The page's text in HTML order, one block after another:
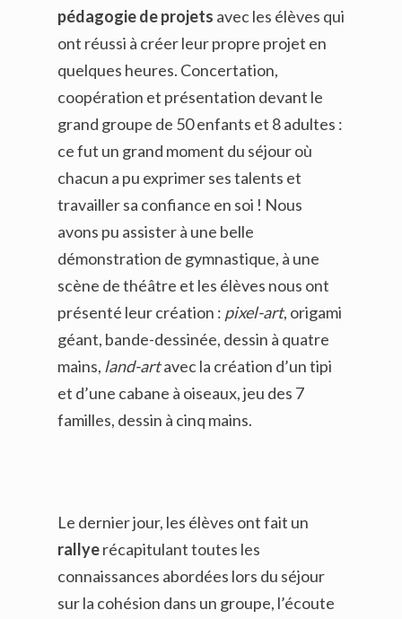
pédagogie de projets avec les élèves qui
ont réussi à créer leur propre projet en
quelques heures. Concertation,
coopération et présentation devant le
grand groupe de 50 enfants et 8 adultes :
ce fut un grand moment du séjour où
chacun a pu exprimer ses talents et
travailler sa confiance en soi ! Nous
avons pu assister à une belle
démonstration de gymnastique, à une
scène de théâtre et les élèves nous ont
présenté leur création : pixel-art, origami
géant, bande-dessinée, dessin à quatre
mains, land-artavec la création d’un tipi
et d’une cabane à oiseaux, jeu des 7
familles, dessin à cinq mains.
Le dernier jour, les élèves ont fait un
rallyerécapitulant toutes les
connaissances abordées lors du séjour
sur la cohésion dans un groupe, l’écoute